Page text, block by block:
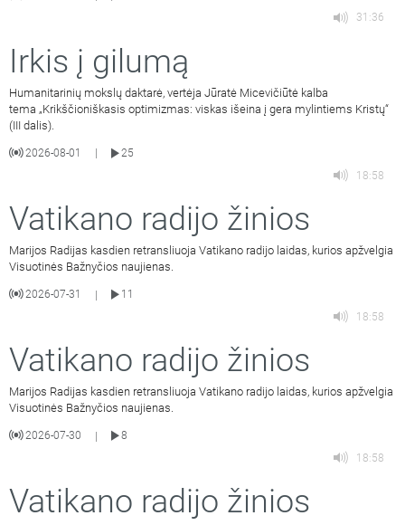
31:36
Irkis į gilumą
Humanitarinių mokslų daktarė, vertėja Jūratė Micevičiūtė kalba
tema „Krikščioniškasis optimizmas: viskas išeina į gera mylintiems Kristų“
(III dalis).
2026-08-01
25
18:58
Vatikano radijo žinios
Marijos Radijas kasdien retransliuoja Vatikano radijo laidas, kurios apžvelgia
Visuotinės Bažnyčios naujienas.
2026-07-31 |
11
18:58
Vatikano radijo žinios
Marijos Radijas kasdien retransliuoja Vatikano radijo laidas, kurios apžvelgia
Visuotinės Bažnyčios naujienas.
2026-07-30 |
8
18:58
Vatikano radijo žinios